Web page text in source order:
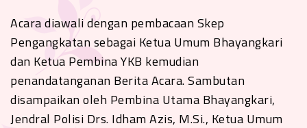
Acara diawali dengan pembacaan Skep
Pengangkatan sebagai Ketua Umum Bhayangkari
dan Ketua Pembina YKB kemudian
penandatanganan Berita Acara. Sambutan
disampaikan oleh Pembina Utama Bhayangkari,
Jendral Polisi Drs. Idham Azis, M.Si., Ketua Umum